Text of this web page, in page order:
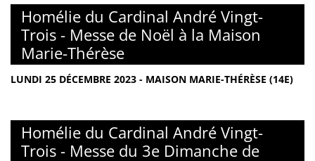
Homélie du Cardinal André Vingt-
Trois - Messe de Noël à la Maison
Marie-Thérèse
LUNDI 25 DÉCEMBRE 2023 - MAISON MARIE-THÉRÈSE (14E)
Homélie du Cardinal André Vingt-
Trois - Messe du 3e Dimanche de